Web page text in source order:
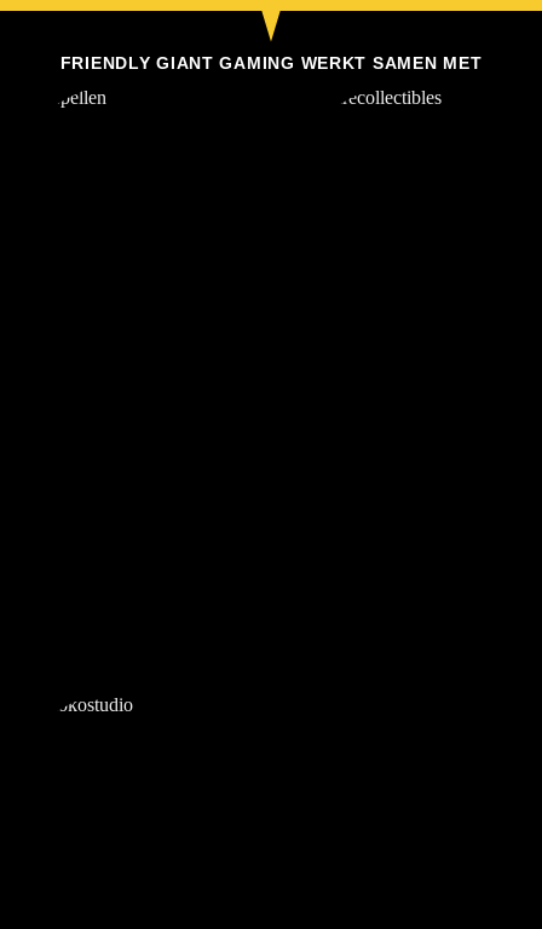
FRIENDLY GIANT GAMING WERKT SAMEN MET